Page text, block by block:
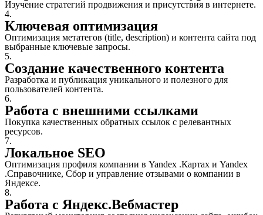
Изучение стратегий продвижения и присутствия в интернете.
4.
Ключевая оптимизация
Оптимизация метатегов (title, description) и контента сайта под
выбранные ключевые запросы.
5.
Создание качественного контента
Разработка и публикация уникального и полезного для
пользователей контента.
6.
Работа с внешними ссылками
Покупка качественных обратных ссылок с релевантных
ресурсов.
7.
Локальное SEO
Оптимизация профиля компании в Yandex .Картах и Yandex
.Справочнике, Сбор и управление отзывами о компании в
Яндексе.
8.
Работа с Яндекс.Вебмастер